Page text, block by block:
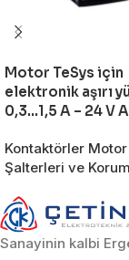
Motor TeSys için
elektronik aşırı
0,3…1,5 A – 24 V
Kontaktörler
Şalterleri ve
Sanayinin kalbi